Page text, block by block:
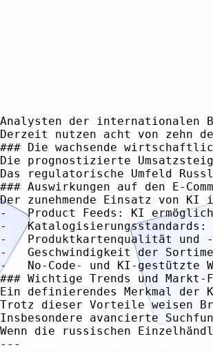
Analysten der internationalen
Derzeit nutzen acht von zehn
### Die wachsende
Die prognostizierte
Das regulatorische Umfeld
### Auswirkungen auf den E-
Der zunehmende Einsatz von
-   Product Feeds: KI
-   Katalogisierungsstandards:
-   Produktkartenqualität und -
-   Geschwindigkeit der
-   No-Code- und KI-gestützte
### Wichtige Trends und Markt-
Ein definierendes Merkmal der
Trotz dieser Vorteile weisen
Insbesondere avancierte
Wenn die russischen
---